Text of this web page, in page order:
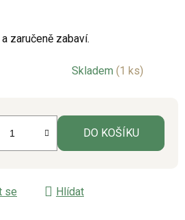
zaručeně zabaví.
Skladem (1 ks)
DO KOŠÍKU
se
Hlídat